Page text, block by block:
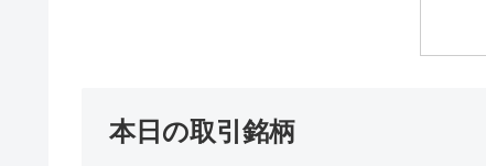
本日の取引銘柄